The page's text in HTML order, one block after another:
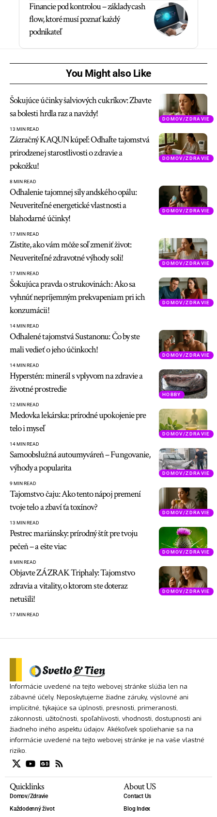
Financie pod kontrolou – základy cash
flow, ktoré musí poznať každý
podnikateľ
You Might also Like
DOMOV/ZDRAVIE
Šokujúce účinky šalviových cukríkov: Zbavte
sa bolesti hrdla raz a navždy!
13 MIN READ
DOMOV/ZDRAVIE
Zázračný KAQUN kúpeľ: Odhaľte tajomstvá
prirodzenej starostlivosti o zdravie a
pokožku!
8 MIN READ
DOMOV/ZDRAVIE
Odhalenie tajomnej sily andského opálu:
Neuveriteľné energetické vlastnosti a
blahodarné účinky!
17 MIN READ
DOMOV/ZDRAVIE
Zistite, ako vám môže soľ zmeniť život:
Neuveriteľné zdravotné výhody soli!
17 MIN READ
DOMOV/ZDRAVIE
Šokujúca pravda o strukovinách: Ako sa
vyhnúť nepríjemným prekvapeniam pri ich
konzumácii!
14 MIN READ
DOMOV/ZDRAVIE
Odhalené tajomstvá Sustanonu: Čo by ste
mali vedieť o jeho účinkoch!
14 MIN READ
HOBBY
Hyperstén: minerál s vplyvom na zdravie a
životné prostredie
12 MIN READ
DOMOV/ZDRAVIE
Medovka lekárska: prírodné upokojenie pre
telo i myseľ
14 MIN READ
DOMOV/ZDRAVIE
Samoobslužná autoumyváreň – Fungovanie,
výhody a popularita
9 MIN READ
DOMOV/ZDRAVIE
Tajomstvo čaju: Ako tento nápoj premení
tvoje telo a zbaví ťa toxínov?
13 MIN READ
DOMOV/ZDRAVIE
Pestrec mariánsky: prírodný štít pre tvoju
pečeň – a ešte viac
8 MIN READ
DOMOV/ZDRAVIE
Objavte ZÁZRAK Triphaly: Tajomstvo
zdravia a vitality, o ktorom ste doteraz
netušili!
17 MIN READ
Informácie uvedené na tejto webovej stránke slúžia len na
zábavné účely. Neposkytujeme žiadne záruky, výslovné ani
implicitné, týkajúce sa úplnosti, presnosti, primeranosti,
zákonnosti, užitočnosti, spoľahlivosti, vhodnosti, dostupnosti ani
žiadneho iného aspektu údajov. Akékoľvek spoliehanie sa na
informácie uvedené na tejto webovej stránke je na vaše vlastné
riziko.
Quicklinks
Domov/Zdravie
Každodenný život
About US
Contact Us
Blog Index